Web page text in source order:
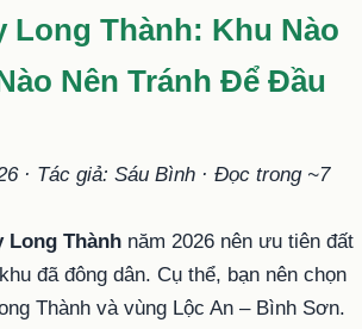
Long Thành: Khu Nào
Nên Tránh Để Đầu
· Tác giả: Sáu Bình · Đọc trong ~7
Long Thành năm 2026 nên ưu tiên đất
đã đông dân. Cụ thể, bạn nên chọn
Thành và vùng Lộc An – Bình Sơn.